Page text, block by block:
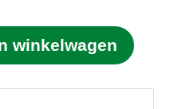
winkelwagen